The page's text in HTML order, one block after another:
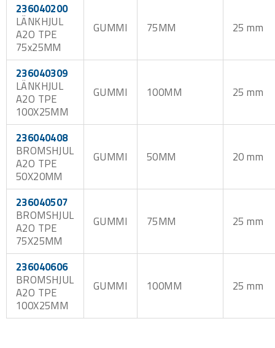
236040200
LÄNKHJUL
A2O TPE
75x25MM
GUMMI 75MM 25 mm
236040309
LÄNKHJUL
A2O TPE
100X25MM
GUMMI 100MM 25 mm
236040408
BROMSHJUL
A2O TPE
50X20MM
GUMMI 50MM 20 mm
236040507
BROMSHJUL
A2O TPE
75X25MM
GUMMI 75MM 25 mm
236040606
BROMSHJUL
A2O TPE
100X25MM
GUMMI 100MM 25 mm